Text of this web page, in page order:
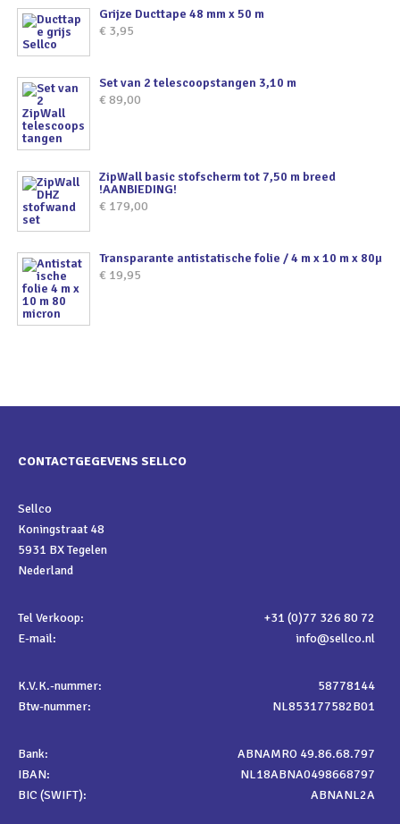
Grijze Ducttape 48 mm x 50 m
€ 3,95
Set van 2 telescoopstangen 3,10 m
€ 89,00
ZipWall basic stofscherm tot 7,50 m breed
!AANBIEDING!
€ 179,00
Transparante antistatische folie / 4 m x 10 m x 80µ
€ 19,95
CONTACTGEGEVENS SELLCO
Sellco
Koningstraat 48
5931 BX Tegelen
Nederland
Tel Verkoop:
+31 (0)77 326 80 72
E-mail:
info@sellco.nl
K.V.K.-nummer:
58778144
Btw-nummer:
NL853177582B01
Bank:
ABNAMRO 49.86.68.797
IBAN:
NL18ABNA0498668797
BIC (SWIFT):
ABNANL2A